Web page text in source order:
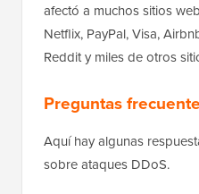
afectó a muchos sitios
Netflix, PayPal, Visa,
Reddit y miles de otros
Preguntas
Aquí hay algunas
sobre ataques DDoS.